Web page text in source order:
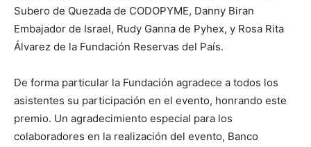
Subero de Quezada de CODOPYME, Danny Biran
Embajador de Israel, Rudy Ganna de Pyhex, y Rosa Rita
Álvarez de la Fundación Reservas del País.
De forma particular la Fundación agradece a todos los
asistentes su participación en el evento, honrando este
premio. Un agradecimiento especial para los
colaboradores en la realización del evento, Banco